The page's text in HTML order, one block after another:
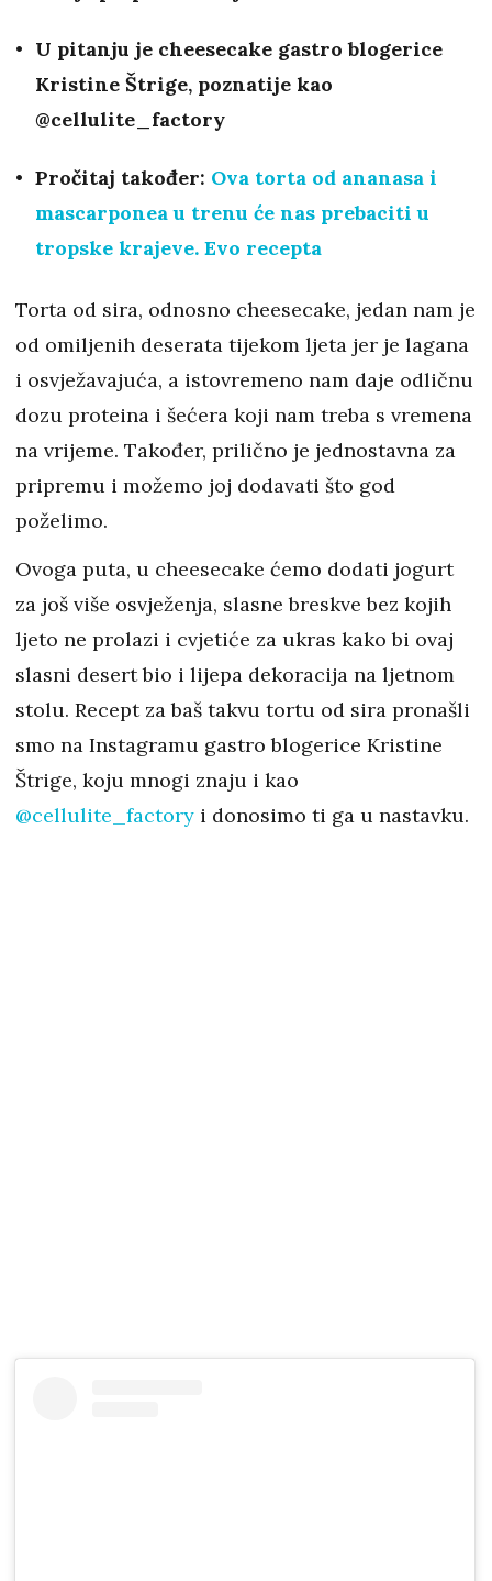
U pitanju je cheesecake gastro blogerice
Kristine Štrige, poznatije kao
@cellulite_factory
Pročitaj također: Ova torta od ananasa i
mascarponea u trenu će nas prebaciti u
tropske krajeve. Evo recepta
Torta od sira, odnosno cheesecake, jedan nam je
od omiljenih deserata tijekom ljeta jer je lagana
i osvježavajuća, a istovremeno nam daje odličnu
dozu proteina i šećera koji nam treba s vremena
na vrijeme. Također, prilično je jednostavna za
pripremu i možemo joj dodavati što god
poželimo.
Ovoga puta, u cheesecake ćemo dodati jogurt
za još više osvježenja, slasne breskve bez kojih
ljeto ne prolazi i cvjetiće za ukras kako bi ovaj
slasni desert bio i lijepa dekoracija na ljetnom
stolu. Recept za baš takvu tortu od sira pronašli
smo na Instagramu gastro blogerice Kristine
Štrige, koju mnogi znaju i kao
@cellulite_factory i donosimo ti ga u nastavku.